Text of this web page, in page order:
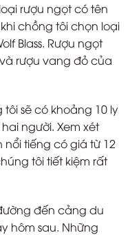
rượu ngọt có tên
khi chồng tôi chọn loại
Blass. Rượu ngọt
rượu vang đỏ của
sẽ có khoảng 10 ly
người. Xem xét
nổi tiếng có giá từ 12
tôi tiết kiệm rất
đến cảng du
hôm sau. Những